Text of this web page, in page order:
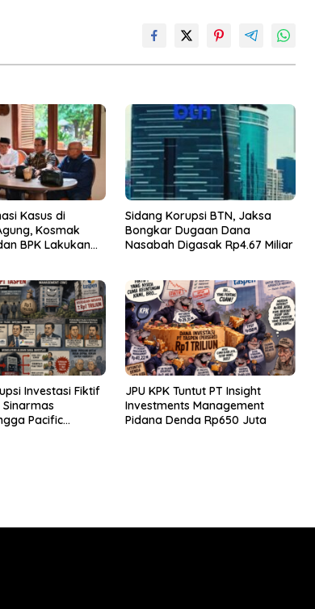
Kasus di
Kosmak
BPK Lakukan
Sidang Korupsi BTN, Jaksa
Bongkar Dugaan Dana
Nasabah Digasak Rp4.67 Miliar
Investasi Fiktif
Sinarmas
Pacific
JPU KPK Tuntut PT Insight
Investments Management
Pidana Denda Rp650 Juta